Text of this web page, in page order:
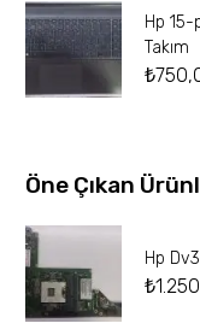
Hp
Takım
₺
Öne Çıkan
Hp
₺